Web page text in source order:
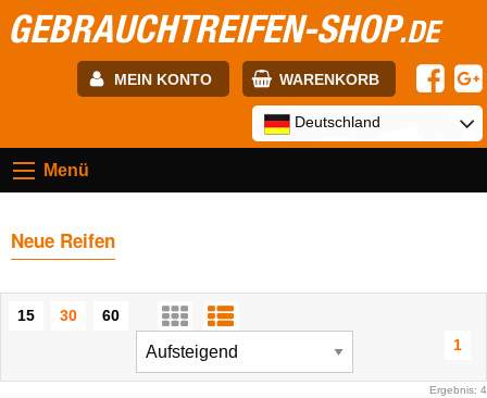
GEBRAUCHTREIFEN-SHOP.DE
MEIN KONTO WARENKORB
Passwort:
Deutschland
Menü
Neue Reifen
15 30
60
1
Ergebnis: 4